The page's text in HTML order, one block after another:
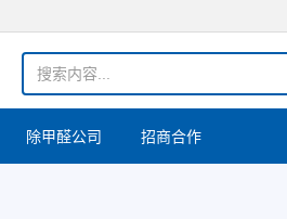
除甲醛公司 招商合作